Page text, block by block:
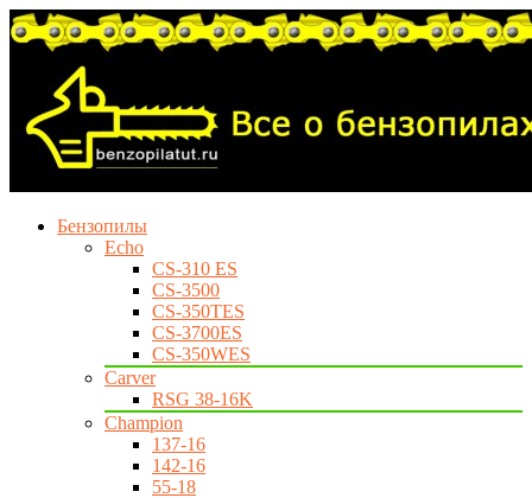
Бензопилы
Echo
CS-310 ES
CS-3500
CS-350TES
CS-3700ES
CS-350WES
Carver
RSG 38-16K
Champion
137-16
142-16
55-18